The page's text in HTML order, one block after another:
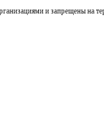
и запрещены на